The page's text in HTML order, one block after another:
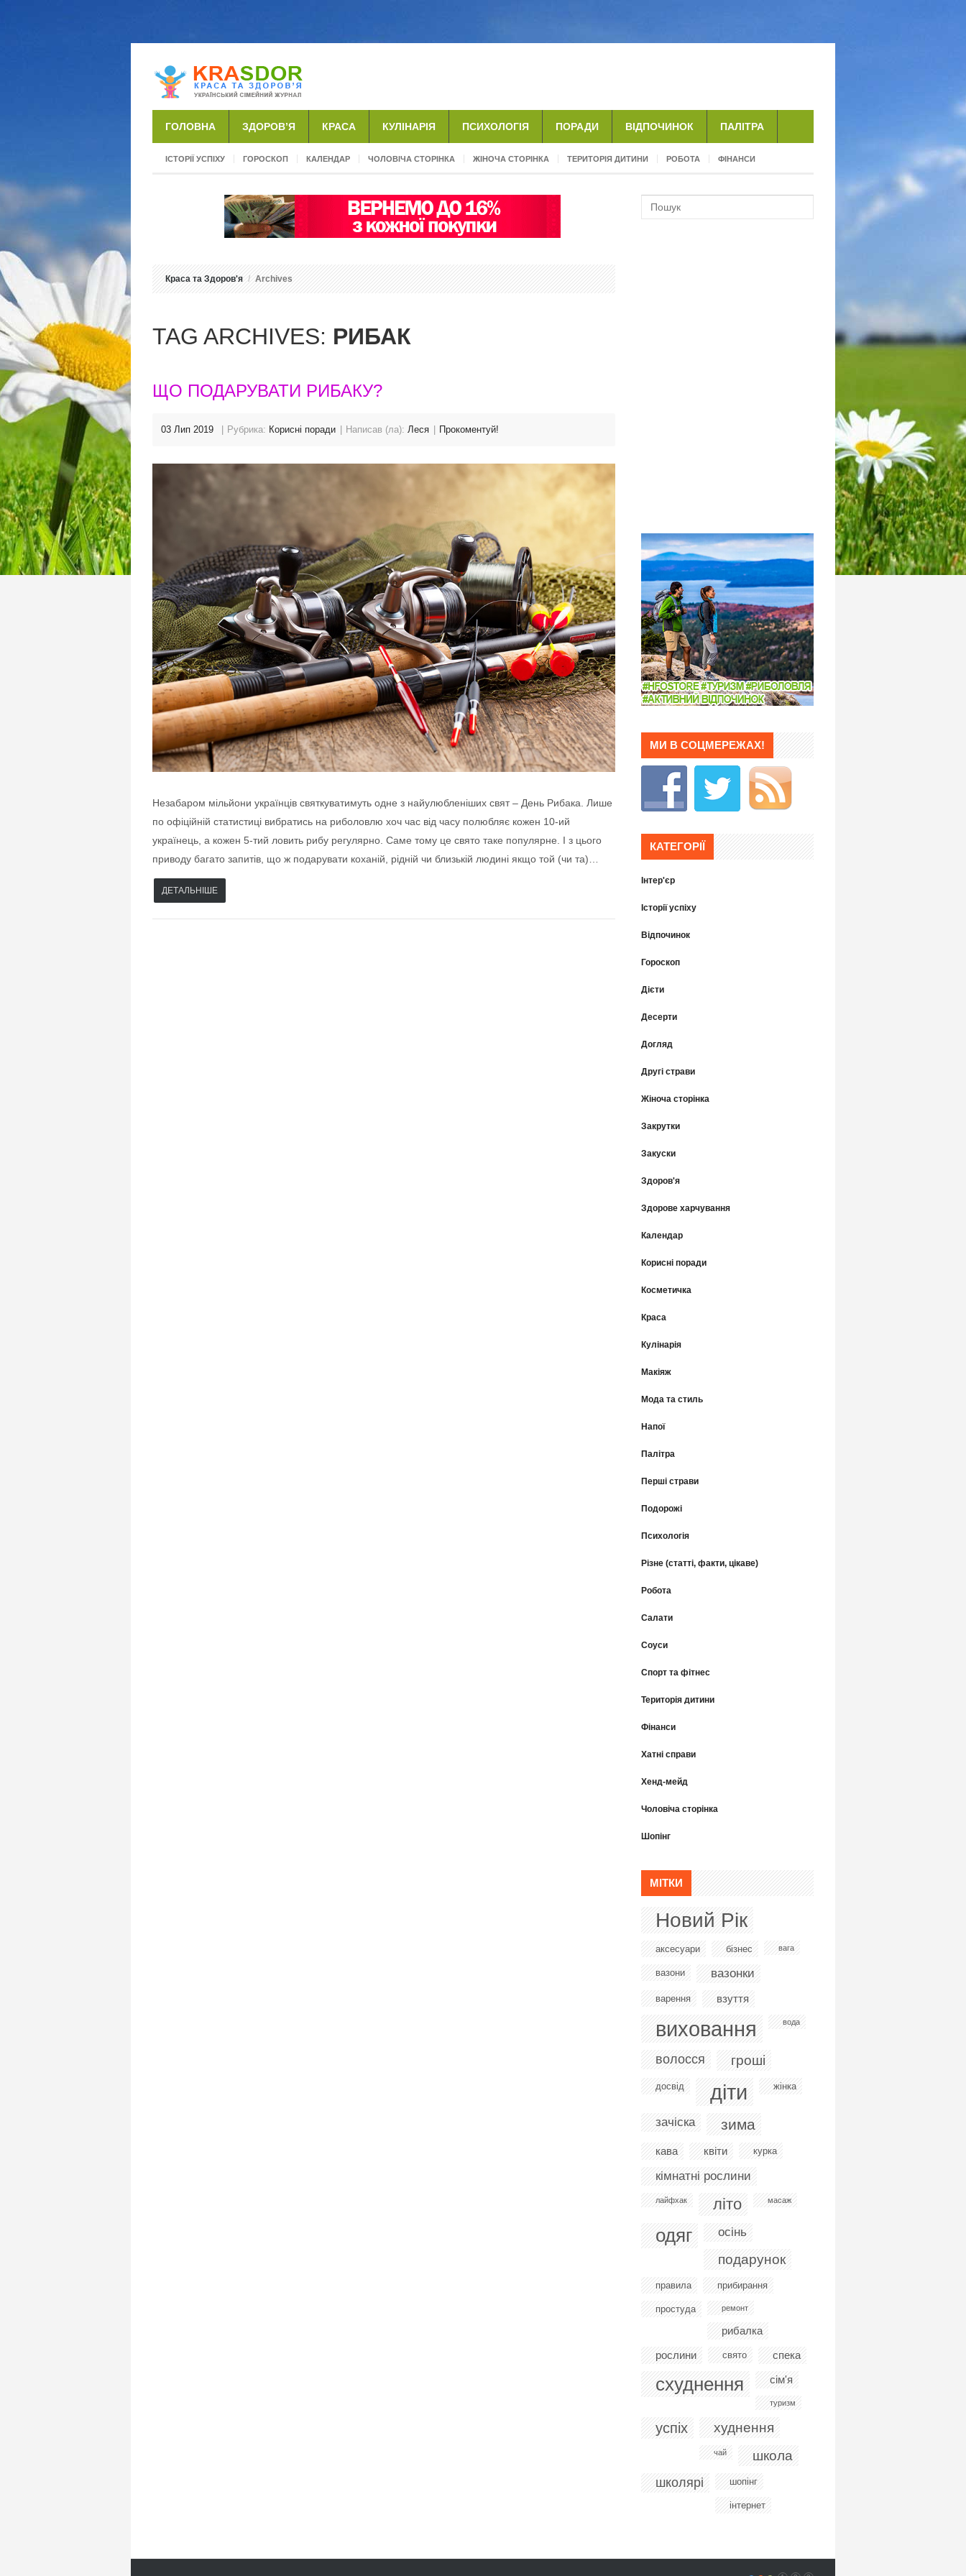
ГОЛОВНА ЗДОРОВ’Я КРАСА КУЛІНАРІЯ ПСИХОЛОГІЯ ПОРАДИ ВІДПОЧИНОК ПАЛІТРА
ІСТОРІЇ УСПІХУ ГОРОСКОП КАЛЕНДАР ЧОЛОВІЧА СТОРІНКА ЖІНОЧА СТОРІНКА ТЕРИТОРІЯ ДИТИНИ РОБОТА ФІНАНСИ
Краса та Здоров'я Archives
TAG ARCHIVES: РИБАК
ЩО ПОДАРУВАТИ РИБАКУ?
03 Лип 2019 Рубрика: Корисні поради Написав (ла): Леся Прокоментуй!
Незабаром мільйони українців святкуватимуть одне з найулюбленіших свят – День Рибака. Лише
по офіційній статистиці вибратись на риболовлю хоч час від часу полюбляє кожен 10-ий
українець, а кожен 5-тий ловить рибу регулярно. Саме тому це свято таке популярне. І з цього
приводу багато запитів, що ж подарувати коханій, рідній чи близькій людині якщо той (чи та)…
ДЕТАЛЬНІШЕ
МИ В СОЦМЕРЕЖАХ!
КАТЕГОРІЇ
Інтер'єр
Історії успіху
Відпочинок
Гороскоп
Дієти
Десерти
Догляд
Другі страви
Жіноча сторінка
Закрутки
Закуски
Здоров'я
Здорове харчування
Календар
Корисні поради
Косметичка
Краса
Кулінарія
Макіяж
Мода та стиль
Напої
Палітра
Перші страви
Подорожі
Психологія
Різне (статті, факти, цікаве)
Робота
Салати
Соуси
Спорт та фітнес
Територія дитини
Фінанси
Хатні справи
Хенд-мейд
Чоловіча сторінка
Шопінг
МІТКИ
Новий Рік
аксесуари бізнес вага
вазони вазонки
варення взуття
виховання вода
волосся гроші
досвід діти жінка
зачіска зима
кава квіти курка
кімнатні рослини
лайфхак літо масаж
одяг осінь
подарунок
правила прибирання
простуда ремонт
рибалка
рослини
свято спека
схуднення сім'я
туризм
успіх худнення
чай школа
школярі шопінг
інтернет